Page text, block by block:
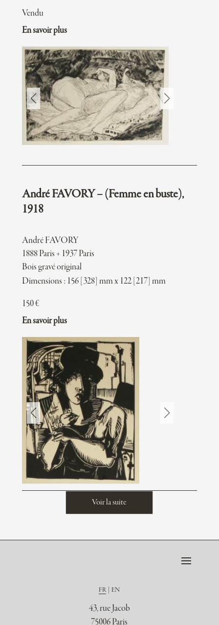
Vendu
En savoir plus
André FAVORY – (Femme en buste),
1918
André FAVORY
1888 Paris + 1937 Paris
Bois gravé original
Dimensions : 156 [328] mm x 122 [217] mm
150€
En savoir plus
Voir la suite
FR EN
43, rue Jacob
75006 Paris